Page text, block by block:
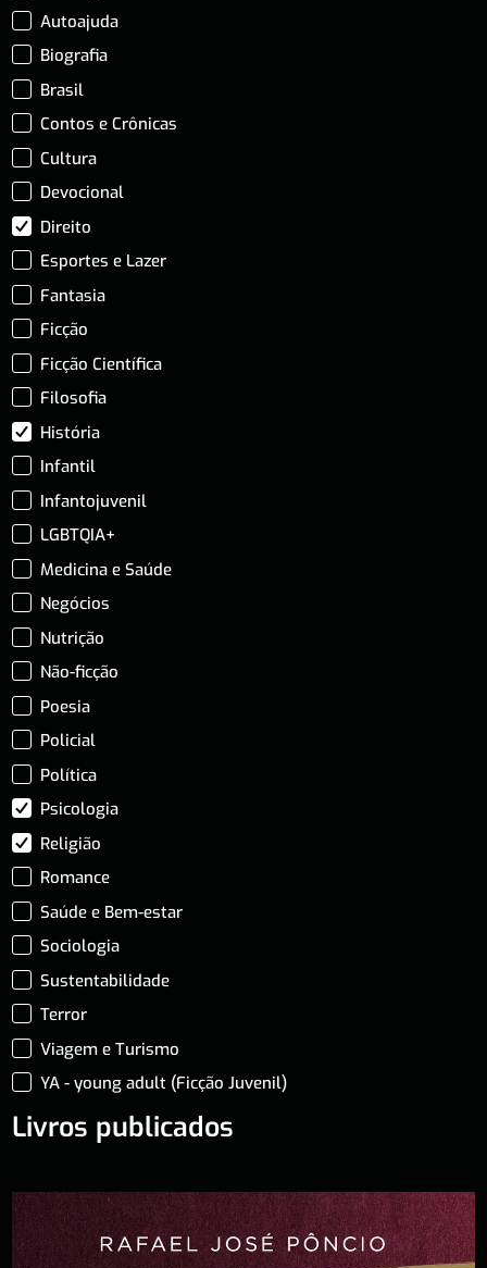
Autoajuda
Biografia
Brasil
Contos e Crônicas
Cultura
Devocional
Direito
Esportes e Lazer
Fantasia
Ficção
Ficção Científica
Filosofia
História
Infantil
Infantojuvenil
LGBTQIA+
Medicina e Saúde
Negócios
Nutrição
Não-ficção
Poesia
Policial
Política
Psicologia
Religião
Romance
Saúde e Bem-estar
Sociologia
Sustentabilidade
Terror
Viagem e Turismo
YA - young adult (Ficção Juvenil)
Livros publicados